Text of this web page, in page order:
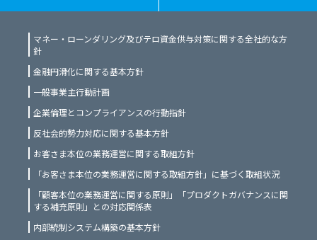
マネー・ローンダリング及びテロ資金供与対策に関する全社的な方
針
金融円滑化に関する基本方針
一般事業主行動計画
企業倫理とコンプライアンスの行動指針
反社会的勢力対応に関する基本方針
お客さま本位の業務運営に関する取組方針
「お客さま本位の業務運営に関する取組方針」に基づく取組状況
「顧客本位の業務運営に関する原則」「プロダクトガバナンスに関
する補充原則」との対応関係表
内部統制システム構築の基本方針